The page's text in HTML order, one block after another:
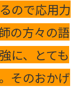
ので応用力
の方々の語
に、とても
そのおかげ